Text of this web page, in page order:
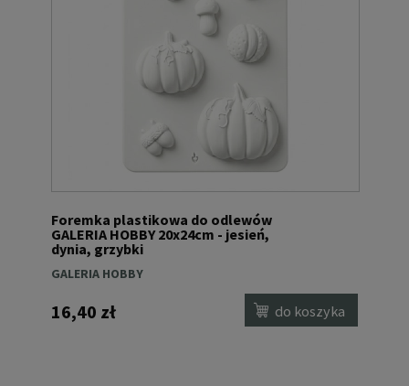
Foremka plastikowa do odlewów
GALERIA HOBBY 20x24cm - jesień,
dynia, grzybki
GALERIA HOBBY
16,40 zł do koszyka